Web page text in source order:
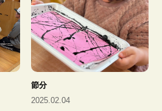
施設・設備
クラス紹介
概要
光耀福祉会
節分
2025.02.04